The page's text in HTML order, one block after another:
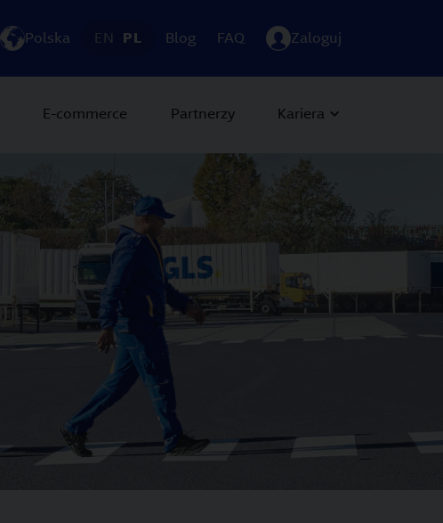
Polska EN PL Blog FAQ Zaloguj
E-commerce Partnerzy Kariera